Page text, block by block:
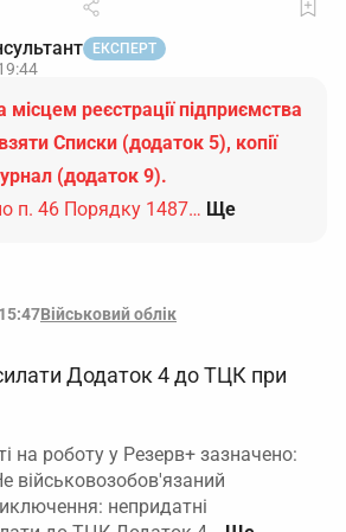
ЕКСПЕРТ
реєстрації підприємства
Списки (додаток 5), копії
(додаток 9).
п. 46 Порядку 1487… Ще
Військовий облік
Додаток 4 до ТЦК при
на роботу у Резерв+ зазначено:
військовозобов'язаний
непридатні